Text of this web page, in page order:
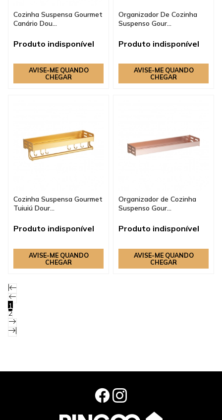
Cozinha Suspensa Gourmet
Canário Dou...
Produto indisponível
AVISE-ME QUANDO
CHEGAR
Organizador De Cozinha
Suspenso Gour...
Produto indisponível
AVISE-ME QUANDO
CHEGAR
Cozinha Suspensa Gourmet
Tuiuiú Dour...
Produto indisponível
AVISE-ME QUANDO
CHEGAR
Organizador de Cozinha
Suspenso Gour...
Produto indisponível
AVISE-ME QUANDO
CHEGAR
1
2